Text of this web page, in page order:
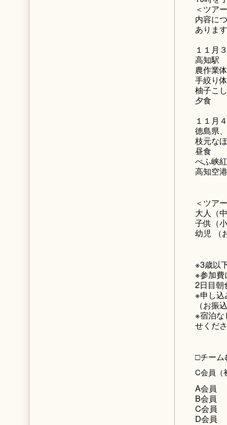
＜ツア
内容に
ありま
１１月
高知駅
農作業
手絞り
柚子こ
夕食
１１月
徳島県
枝元な
昼食
べふ峡
高知空
＜ツア
大人（
子供（
幼児 （
※3歳以
※参加費
2日目朝
※申し込
（お振
※宿泊な
せくだ
□チーム
C会員（
A会員
B会員
C会員
D会員